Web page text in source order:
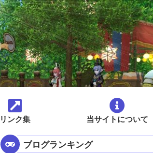
リンク集 当サイトについて
ブログランキング